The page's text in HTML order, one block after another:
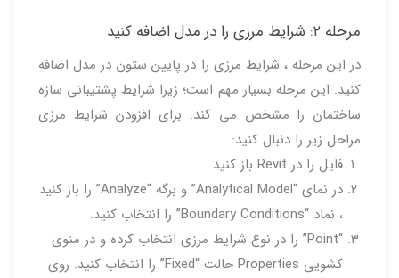
مرحله ۲: شرایط مرزی را در مدل اضافه کنید
در این مرحله ، شرایط مرزی را در پایین ستون در مدل اضافه
کنید. این مرحله بسیار مهم است؛ زیرا شرایط پشتیبانی سازه
ساختمان را مشخص می کند. برای افزودن شرایط مرزی
مراحل زیر را دنبال کنید:
فایل را در Revit باز کنید.
در نمای “Analytical Model” و برگه “Analyze” را باز کنید
، نماد “Boundary Conditions” را انتخاب کنید.
“Point” را در نوع شرایط مرزی انتخاب کرده و در منوی
کشویی Properties حالت “Fixed” را انتخاب کنید. روی